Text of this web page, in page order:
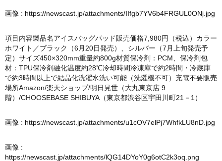
画像 : https://newscast.jp/attachments/IIfgb7YV6b4FRGUL0ONj.jpg
項目内容製品名アイスバッグパッド販売価格7,980円（税込）カラー
ホワイト／ブラック（6月20日発売）、シルバー（7月上旬発売予
定）サイズ450×320mm重量約800g材質保冷剤：PCM、保冷剤包
材：TPU保冷剤融化温度約28℃冷却時間冷凍庫で約2時間・冷蔵庫
で約3時間以上で結晶化洗濯水洗い可能（洗濯機不可）充電不要販売
場所Amazon/楽天ショップ/明日見世（大丸東京店 9
階）/CHOOSEBASE SHIBUYA（東京都渋谷区宇田川町21－1）
画像 : https://newscast.jp/attachments/u1cOV7elPj7WhfkLU8nD.jpg
画像 :
https://newscast.jp/attachments/lQG14DYoY0g6otC2k3oq.png